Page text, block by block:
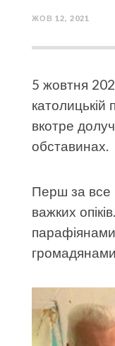
ЖОВ 12, 2021
5 жовтня
вкотре
обставинах.
Перш за все
важких